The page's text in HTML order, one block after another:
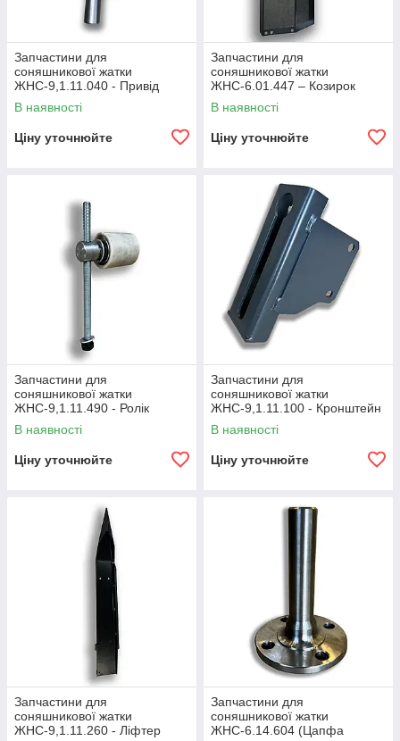
Запчастини для
соняшникової жатки
ЖНС-9,1.11.040 - Привід
нижній
В наявності
Ціну уточнюйте
Запчастини для
соняшникової жатки
ЖНС-6.01.447 – Козирок
ЖНС-7,4.01.404Н – Козирок
ЖНС-7,4.01.403 - Козирок
В наявності
Ціну уточнюйте
Запчастини для
соняшникової жатки
ЖНС-9,1.11.490 - Ролік
натяжний
В наявності
Ціну уточнюйте
Запчастини для
соняшникової жатки
ЖНС-9,1.11.100 - Кронштейн
В наявності
Ціну уточнюйте
Запчастини для
соняшникової жатки
ЖНС-9,1.11.260 - Ліфтер
Запчастини для
соняшникової жатки
ЖНС-6.14.604 (Цапфа